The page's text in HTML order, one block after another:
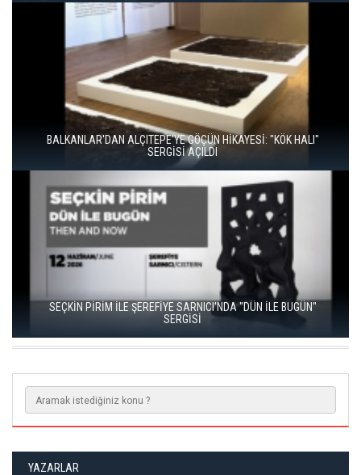
BALKANLAR'DAN ALÇITEPE'YE GÖÇÜN HİKAYESİ: "KÖK HALI"
SERGİSİ AÇILDI
SEÇKİN PİRİM İLE ŞEREFİYE SARNICI'NDA "DÜN İLE BUGÜN"
SERGİSİ
YAZARLAR